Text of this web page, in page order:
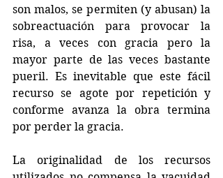
son malos, se permiten (y abusan) la
sobreactuación para provocar la
risa, a veces con gracia pero la
mayor parte de las veces bastante
pueril. Es inevitable que este fácil
recurso se agote por repetición y
conforme avanza la obra termina
por perder la gracia.
La originalidad de los recursos